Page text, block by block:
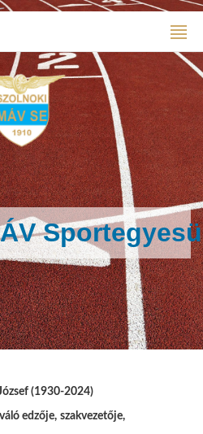
(1930-2024)
edzője, szakvezetője,